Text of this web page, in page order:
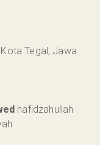
Tegal, Jawa
hafidzahullah